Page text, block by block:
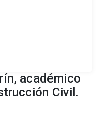
académico
Civil.